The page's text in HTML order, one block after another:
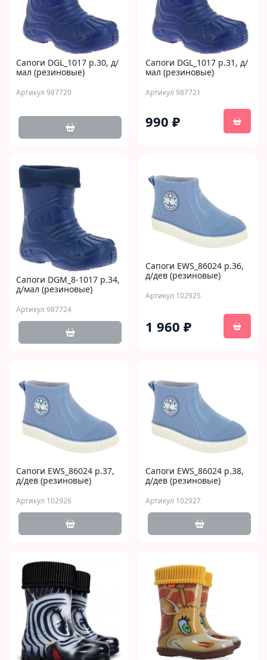
Сапоги DGL_1017 р.30, д/
мал (резиновые)
Артикул 987720
Сапоги DGL_1017 р.31, д/
мал (резиновые)
Артикул 987721
990 ₽
Сапоги DGM_8-1017 р.34,
д/мал (резиновые)
Артикул 987724
Сапоги EWS_86024 р.36,
д/дев (резиновые)
Артикул 102925
1 960 ₽
Сапоги EWS_86024 р.37,
д/дев (резиновые)
Артикул 102926
Сапоги EWS_86024 р.38,
д/дев (резиновые)
Артикул 102927